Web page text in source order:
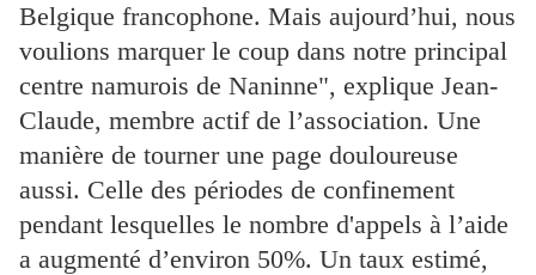
Belgique francophone. Mais aujourd’hui, nous
voulions marquer le coup dans notre principal
centre namurois de Naninne", explique Jean-
Claude, membre actif de l’association. Une
manière de tourner une page douloureuse
aussi. Celle des périodes de confinement
pendant lesquelles le nombre d'appels à l’aide
a augmenté d’environ 50%. Un taux estimé,